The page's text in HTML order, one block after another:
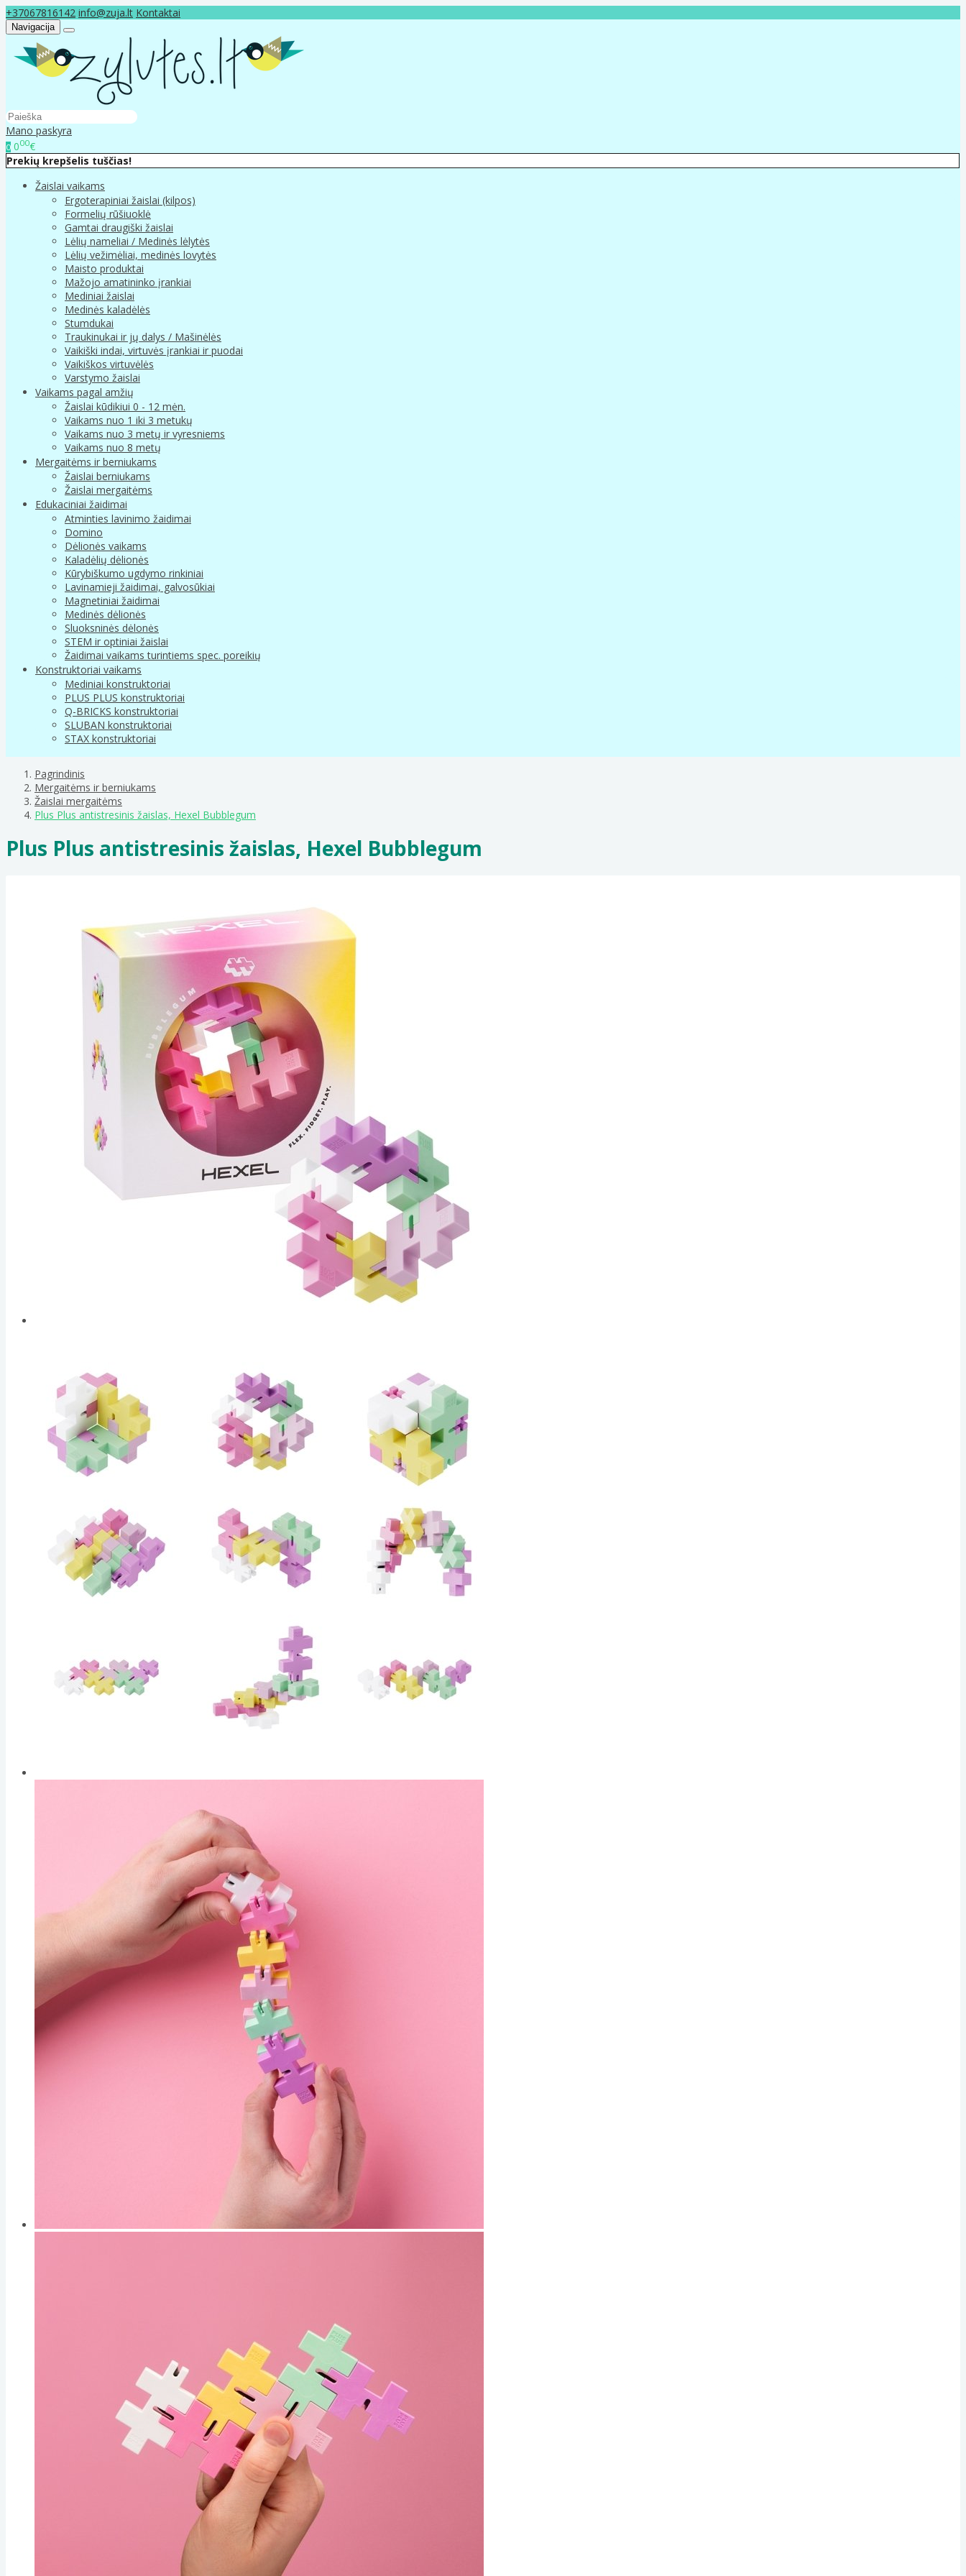
+37067816142 info@zuja.lt Kontaktai
Navigacija
Mano paskyra
0 000€
Prekių krepšelis tuščias!
Žaislai vaikams
Ergoterapiniai žaislai (kilpos)
Formelių rūšiuoklė
Gamtai draugiški žaislai
Lėlių nameliai / Medinės lėlytės
Lėlių vežimėliai, medinės lovytės
Maisto produktai
Mažojo amatininko įrankiai
Mediniai žaislai
Medinės kaladėlės
Stumdukai
Traukinukai ir jų dalys / Mašinėlės
Vaikiški indai, virtuvės įrankiai ir puodai
Vaikiškos virtuvėlės
Varstymo žaislai
Vaikams pagal amžių
Žaislai kūdikiui 0 - 12 mėn.
Vaikams nuo 1 iki 3 metukų
Vaikams nuo 3 metų ir vyresniems
Vaikams nuo 8 metų
Mergaitėms ir berniukams
Žaislai berniukams
Žaislai mergaitėms
Edukaciniai žaidimai
Atminties lavinimo žaidimai
Domino
Dėlionės vaikams
Kaladėlių dėlionės
Kūrybiškumo ugdymo rinkiniai
Lavinamieji žaidimai, galvosūkiai
Magnetiniai žaidimai
Medinės dėlionės
Sluoksninės dėlonės
STEM ir optiniai žaislai
Žaidimai vaikams turintiems spec. poreikių
Konstruktoriai vaikams
Mediniai konstruktoriai
PLUS PLUS konstruktoriai
Q-BRICKS konstruktoriai
SLUBAN konstruktoriai
STAX konstruktoriai
Pagrindinis
Mergaitėms ir berniukams
Žaislai mergaitėms
Plus Plus antistresinis žaislas, Hexel Bubblegum
Plus Plus antistresinis žaislas, Hexel Bubblegum